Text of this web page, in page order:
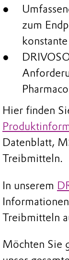
zum
Hier finden
Datenblatt,
Treibmitteln.
In unserem
Treibmitteln
Möchten Sie